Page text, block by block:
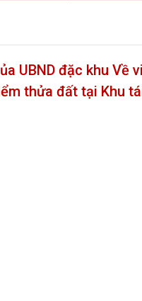
UBND đặc khu
thửa đất tại Khu